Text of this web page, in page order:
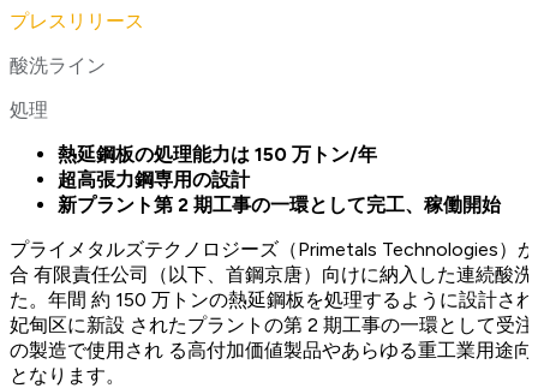
プレスリリース
酸洗ライン
処理
熱延鋼板の処理能力は 150 万トン/年
超高張力鋼専用の設計
新プラント第 2 期工事の一環として完工、稼働開始
プライメタルズテクノロジーズ（Primetals Technologies）
合 有限責任公司（以下、首鋼京唐）向けに納入した連続酸
た。年間 約 150 万トンの熱延鋼板を処理するように設計さ
妃甸区に新設 されたプラントの第 2 期工事の一環として受
の製造で使用され る高付加価値製品やあらゆる重工業用途
となります。